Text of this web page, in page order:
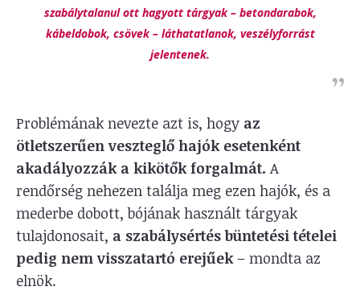
szabálytalanul ott hagyott tárgyak – betondarabok,
kábeldobok, csövek – láthatatlanok, veszélyforrást
jelentenek.
Problémának nevezte azt is, hogy az
ötletszerűen veszteglő hajók esetenként
akadályozzák a kikötők forgalmát. A
rendőrség nehezen találja meg ezen hajók, és a
mederbe dobott, bójának használt tárgyak
tulajdonosait, a szabálysértés büntetési tételei
pedig nem visszatartó erejűek – mondta az
elnök.